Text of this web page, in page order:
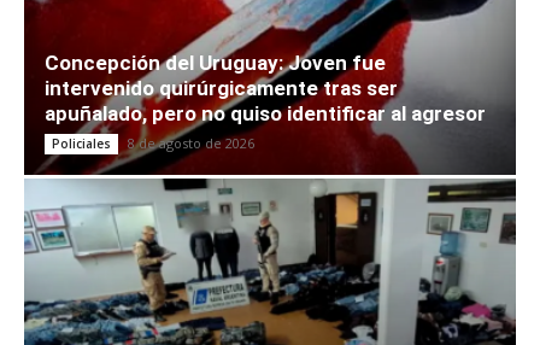
Concepción del Uruguay: Joven fue
intervenido quirúrgicamente tras ser
apuñalado, pero no quiso identificar al agresor
Policiales 8 de agosto de 2026